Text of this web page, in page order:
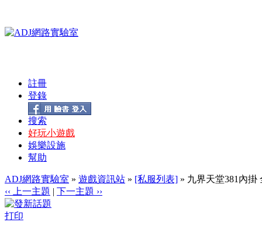
註冊
登錄
搜索
好玩小遊戲
娛樂設施
幫助
ADJ網路實驗室 » 遊戲資訊站 » [私服列表] » 九界天堂381內掛
‹‹ 上一主題 | 下一主題 ››
打印